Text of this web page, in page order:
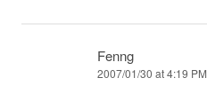
Fenng
2007/01/30 at 4:19 PM